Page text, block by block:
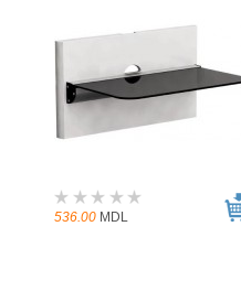
536.00 MDL